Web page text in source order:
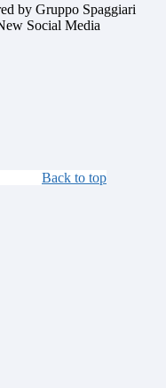
by Gruppo Spaggiari
Social Media
Back to top